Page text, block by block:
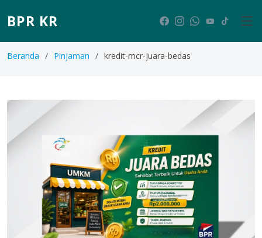
BPR KR
Beranda Pinjaman kredit-mcr-juara-bedas